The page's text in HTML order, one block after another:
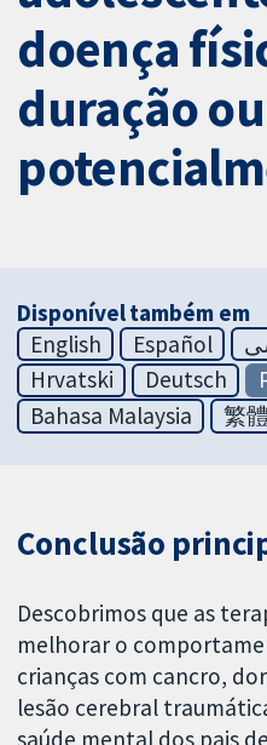
doença
duração ou
Disponível também em
English
Español
Hrvatski
Deutsch
Bahasa Malaysia
繁
Conclusão
Descobrimos que as
melhorar o
crianças com cancro,
lesão cerebral
saúde mental dos pais